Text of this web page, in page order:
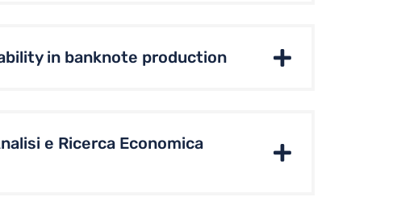
in banknote production
e Ricerca Economica